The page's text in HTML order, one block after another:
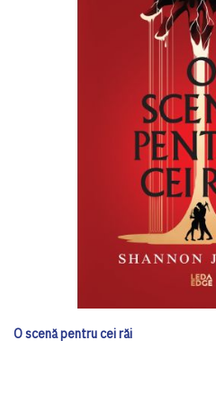
O scenă pentru cei răi